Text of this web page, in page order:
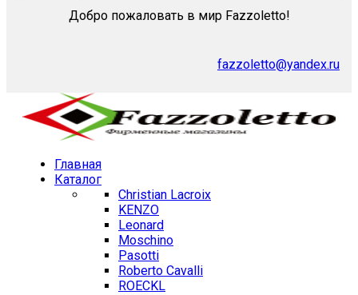
Добро пожаловать в мир Fazzoletto!
fazzoletto@yandex.ru
Главная
Каталог
Christian Lacroix
KENZO
Leonard
Moschino
Pasotti
Roberto Cavalli
ROECKL